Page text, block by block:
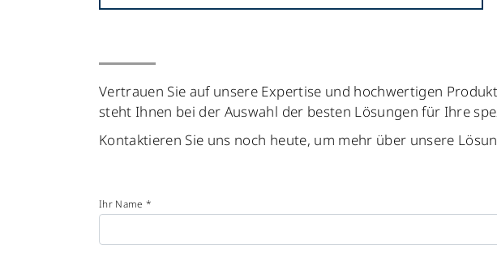
Vertrauen Sie auf unsere Expertise und hochwertigen
steht Ihnen bei der Auswahl der besten Lösungen für Ihre
Kontaktieren Sie uns noch heute, um mehr über unsere
Ihr Name *